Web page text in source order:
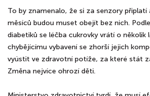
To by znamenalo, že si za senzory připlatí
měsíců budou muset obejít bez nich.
diabetiků se léčba cukrovky vrátí o několik
chybějícímu vybavení se zhorší jejich
vyústit ve zdravotní potíže, za které stát
Změna nejvíce ohrozí děti.